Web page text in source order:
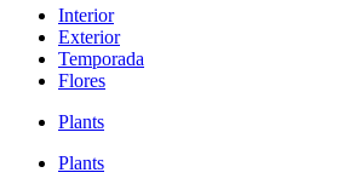
Interior
Exterior
Temporada
Flores
Plants
Plants